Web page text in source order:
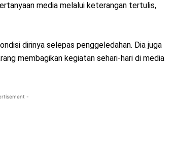
media melalui keterangan tertulis,
dirinya selepas penggeledahan. Dia juga
membagikan kegiatan sehari-hari di media
-